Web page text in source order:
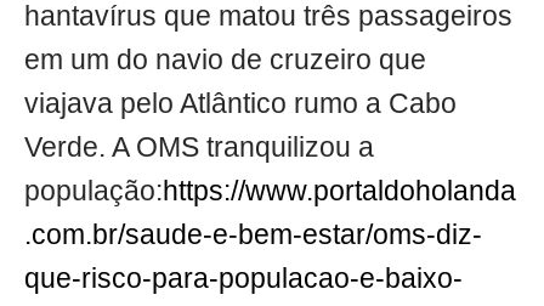
hantavírus que matou três passageiros
em um do navio de cruzeiro que
viajava pelo Atlântico rumo a Cabo
Verde. A OMS tranquilizou a
população:https://www.portaldoholanda
.com.br/saude-e-bem-estar/oms-diz-
que-risco-para-populacao-e-baixo-